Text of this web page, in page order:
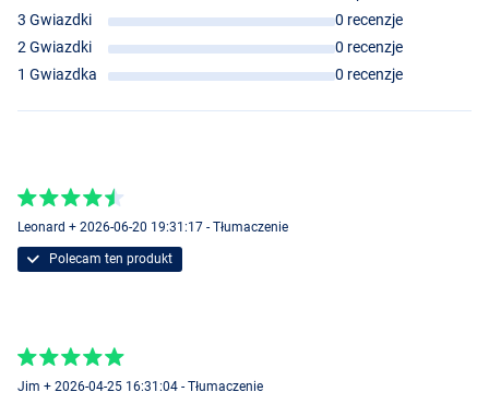
3 Gwiazdki
0 recenzje
2 Gwiazdki
0 recenzje
1 Gwiazdka
0 recenzje
Leonard + 2026-06-20 19:31:17 - Tłumaczenie
Polecam ten produkt
Jim + 2026-04-25 16:31:04 - Tłumaczenie